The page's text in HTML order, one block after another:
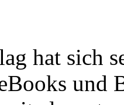
hat sich
und